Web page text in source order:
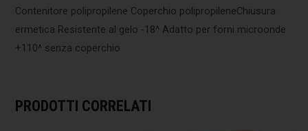
Contenitore polipropilene Coperchio polipropileneChiusura
ermetica Resistente al gelo -18^ Adatto per forni microonde
+110^ senza coperchio
PRODOTTI CORRELATI